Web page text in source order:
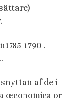
1790 .
af de i
œconomica or